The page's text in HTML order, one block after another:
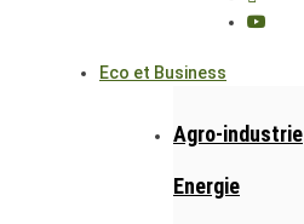
Eco et Business
Agro-industrie
Energie